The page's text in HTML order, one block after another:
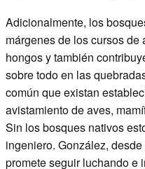
Adicionalmente, los
márgenes de los cursos
hongos y también
sobre todo en las
común que existan
avistamiento de aves,
Sin los bosques nativos
ingeniero. González,
promete seguir luchando e